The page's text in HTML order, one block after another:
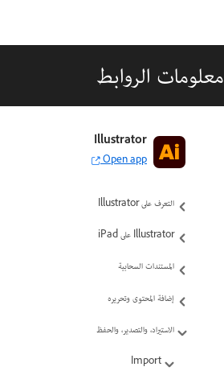
معلومات الروابط
Illustrator
Open app
التعرف على Illustrator
Illustrator على iPad
المستندات السحابية
إضافة المحتوى وتحريره
الاستيراد، والتصدير، والحفظ
Import